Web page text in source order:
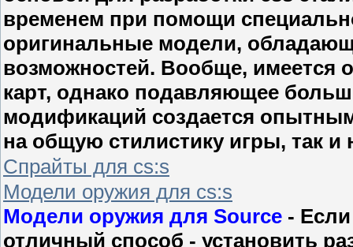
временем при помощи
оригинальные модели,
возможностей. Вообще, имеется
карт, однако подавляющее
модификаций создается
на общую стилистику игры, так
Спрайты для cs:s
Модели оружия для cs:s
Модели оружия для Source -
отличный способ - установить